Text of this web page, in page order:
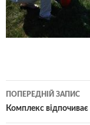
Навігація
по
ПОПЕРЕДНІЙ ЗАПИС
Комплекс відпочиває